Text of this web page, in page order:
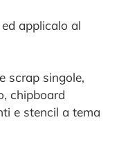
applicalo al
scrap singole,
chipboard
e stencil a tema